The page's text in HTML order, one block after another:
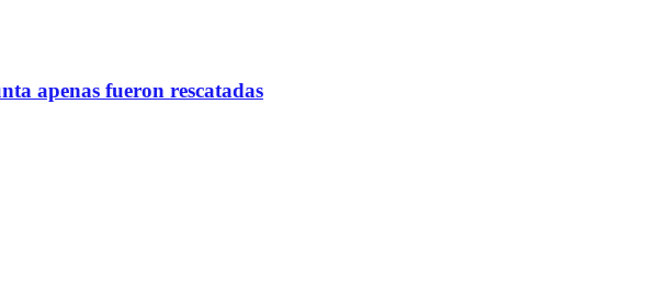
apenas fueron rescatadas